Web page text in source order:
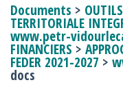
Documents >
TERRITORIALE
www.petr-
FINANCIERS >
FEDER 2021-2027 >
docs